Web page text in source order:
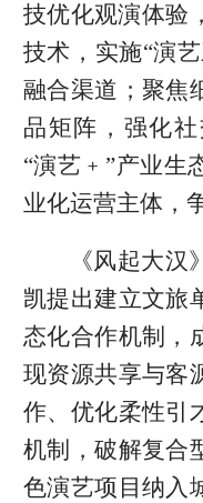
技优化观演体验
技术，实施“演
融合渠道；聚焦
品矩阵，强化
“演艺﹢”产业生
业化运营主体，
《风起大
凯提出建立文旅
态化合作机制，
现资源共享与客
作、优化柔性引
机制，破解复合
色演艺项目纳入